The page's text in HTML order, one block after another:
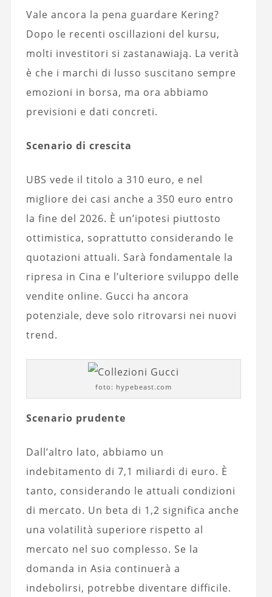
Vale ancora la pena guardare Kering?
Dopo le recenti oscillazioni del kursu,
molti investitori si zastanawiają. La verità
è che i marchi di lusso suscitano sempre
emozioni in borsa, ma ora abbiamo
previsioni e dati concreti.
Scenario di crescita
UBS vede il titolo a 310 euro, e nel
migliore dei casi anche a 350 euro entro
la fine del 2026. È un’ipotesi piuttosto
ottimistica, soprattutto considerando le
quotazioni attuali. Sarà fondamentale la
ripresa in Cina e l’ulteriore sviluppo delle
vendite online. Gucci ha ancora
potenziale, deve solo ritrovarsi nei nuovi
trend.
foto: hypebeast.com
Scenario prudente
Dall’altro lato, abbiamo un
indebitamento di 7,1 miliardi di euro. È
tanto, considerando le attuali condizioni
di mercato. Un beta di 1,2 significa anche
una volatilità superiore rispetto al
mercato nel suo complesso. Se la
domanda in Asia continuerà a
indebolirsi, potrebbe diventare difficile.